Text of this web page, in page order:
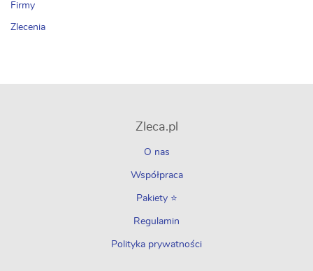
Firmy
Zlecenia
Zleca.pl
O nas
Współpraca
Pakiety ⭐
Regulamin
Polityka prywatności